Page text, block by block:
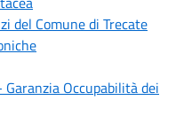
del Comune di Trecate
Occupabilità dei